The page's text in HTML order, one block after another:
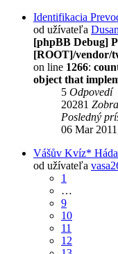
Identifikacia
od užívateľa Dusan
[phpBB Debug]
[ROOT]/vendor/
on line 1266:
object that
5 Odpovedí
20281
Posledný
06 Mar
Vášův Kvíz*
od užívateľa
1
…
9
10
11
12